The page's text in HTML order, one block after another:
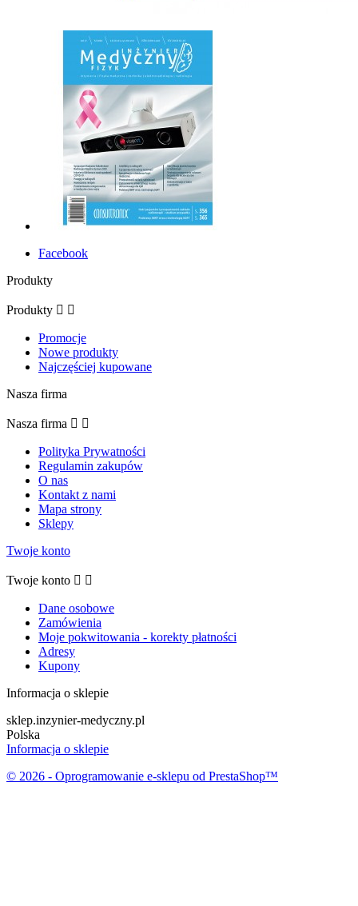
Facebook
Produkty
Produkty  
Promocje
Nowe produkty
Najczęściej kupowane
Nasza firma
Nasza firma  
Polityka Prywatności
Regulamin zakupów
O nas
Kontakt z nami
Mapa strony
Sklepy
Twoje konto
Twoje konto  
Dane osobowe
Zamówienia
Moje pokwitowania - korekty płatności
Adresy
Kupony
Informacja o sklepie
sklep.inzynier-medyczny.pl
Polska
Informacja o sklepie
© 2026 - Oprogramowanie e-sklepu od PrestaShop™